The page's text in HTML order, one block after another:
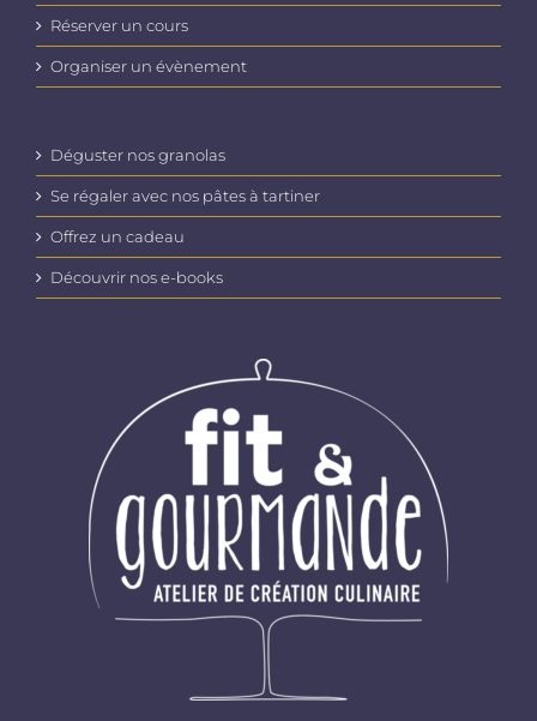
Réserver un cours
Organiser un évènement
Déguster nos granolas
Se régaler avec nos pâtes à tartiner
Offrez un cadeau
Découvrir nos e-books